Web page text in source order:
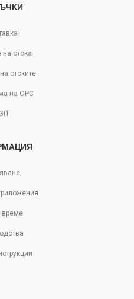
стока
стоките
на ОРС
време